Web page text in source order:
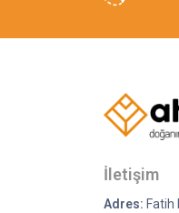
İletişim
Adres: Fatih